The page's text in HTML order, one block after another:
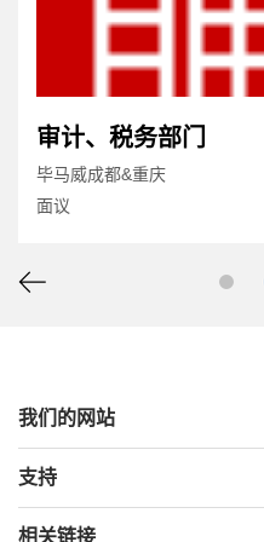
审计、税务部门
毕马威成都&重庆
面议
我们的网站
支持
相关链接